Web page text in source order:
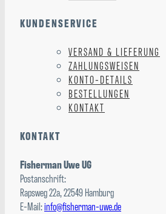
KUNDENSERVICE
VERSAND & LIEFERUNG
ZAHLUNGSWEISEN
KONTO-DETAILS
BESTELLUNGEN
KONTAKT
KONTAKT
Fisherman Uwe UG
Postanschrift:
Rapsweg 22a, 22549 Hamburg
E-Mail:info@fisherman-uwe.de